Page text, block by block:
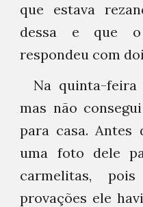
que estava
dessa e que
respondeu com
Na quinta-
mas não
para casa.
uma foto dele
carmelitas,
provações ele